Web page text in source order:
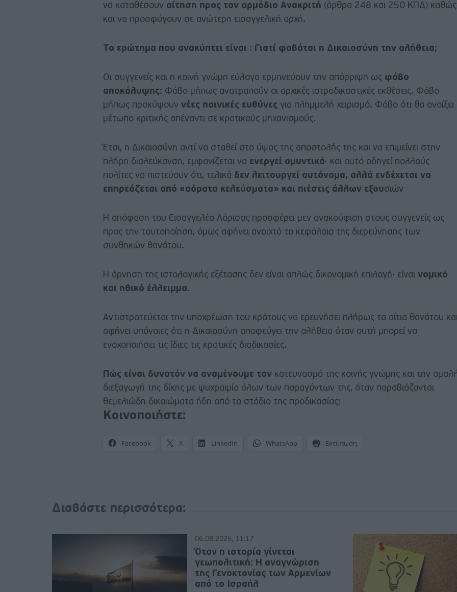
να καταθέσουν αίτηση προς τον αρμόδιο Ανακριτή (άρθρα 248 και 250 ΚΠΔ) καθώς
και να προσφύγουν σε ανώτερη εισαγγελική αρχή.
Το ερώτημα που ανακύπτει είναι : Γιατί φοβάται η Δικαιοσύνη την αλήθεια;
Οι συγγενείς και η κοινή γνώμη εύλογα ερμηνεύουν την απόρριψη ως φόβο
αποκάλυψης: Φόβο μήπως ανατραπούν οι αρχικές ιατροδικαστικές εκθέσεις. Φόβο
μήπως προκύψουν νέες ποινικές ευθύνες για πλημμελή χειρισμό. Φόβο ότι θα ανοίξει
μέτωπο κριτικής απέναντι σε κρατικούς μηχανισμούς.
Έτσι, η Δικαιοσύνη αντί να σταθεί στο ύψος της αποστολής της και να επιμείνει στην
πλήρη διαλεύκανση, εμφανίζεται να ενεργεί αμυντικά· και αυτό οδηγεί πολλούς
πολίτες να πιστεύουν ότι, τελικά δεν λειτουργεί αυτόνομα, αλλά ενδέχεται να
επηρεάζεται από «αόρατα κελεύσματα» και πιέσεις άλλων εξουσιών
Η απόφαση του Εισαγγελέα Λάρισας προσφέρει μεν ανακούφιση στους συγγενείς ως
προς την ταυτοποίηση, όμως αφήνει ανοιχτό το κεφάλαιο της διερεύνησης των
συνθηκών θανάτου.
Η άρνηση της ιστολογικής εξέτασης δεν είναι απλώς δικονομική επιλογή· είναι νομικό
και ηθικό έλλειμμα.
Αντιστρατεύεται την υποχρέωση του κράτους να ερευνήσει πλήρως τα αίτια θανάτου
αφήνει υπόνοιες ότι η Δικαιοσύνη αποφεύγει την αλήθεια όταν αυτή μπορεί να
ενοχοποιήσει τις ίδιες τις κρατικές διαδικασίες.
Πώς είναι δυνατόν να αναμένουμε τον κατευνασμό της κοινής γνώμης και την
διεξαγωγή της δίκης με ψυχραιμία όλων των παραγόντων της, όταν παραβιάζονται
θεμελιώδη δικαιώματα ήδη από το στάδιο της προδικασίας;
Κοινοποιήστε:
Facebook X LinkedIn WhatsApp Εκτύπωση
Διαβάστε περισσότερα:
06.08.2026, 11:17
Όταν η ιστορία γίνεται
γεωπολιτική: Η αναγνώριση
της Γενοκτονίας των Αρμενίων
από το Ισραήλ